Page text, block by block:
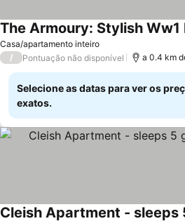
Casa/apartamento inteiro
The Armoury: Stylish Ww1
/ Pontuação não disponível a 0.4 km
Selecione as datas para ver os
exatos.